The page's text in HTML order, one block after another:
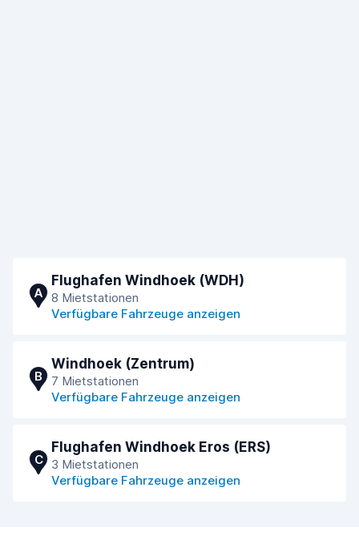
A
Flughafen Windhoek (WDH)
8 Mietstationen
Verfügbare Fahrzeuge anzeigen
B
Windhoek (Zentrum)
7 Mietstationen
Verfügbare Fahrzeuge anzeigen
C
Flughafen Windhoek Eros (ERS)
3 Mietstationen
Verfügbare Fahrzeuge anzeigen